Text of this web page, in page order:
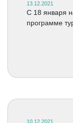
13.12.2021
C 18 января
программе
10.12.2021